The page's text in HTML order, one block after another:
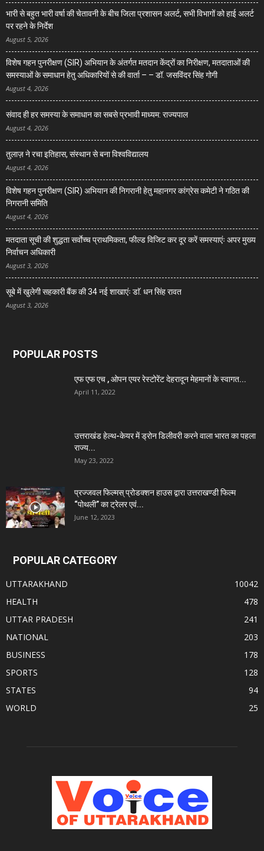
भारी से बहुत भारी वर्षा की चेतावनी के बीच जिला प्रशासन अलर्ट, सभी विभागों को हाई अलर्ट
पर रहने के निर्देश
August 5, 2026
विशेष गहन पुनरीक्षण (SIR) अभियान के अंतर्गत मतदान केंद्रों का निरीक्षण, मतदाताओं की
समस्याओं के समाधान हेतु अधिकारियों से की वार्ता – – डॉ. जसविंदर सिंह गोगी
August 4, 2026
संवाद ही हर समस्या के समाधान का सबसे प्रभावी माध्यम: राज्यपाल
August 4, 2026
तुलाज़ ने रचा इतिहास, संस्थान से बना विश्वविद्यालय
August 4, 2026
विशेष गहन पुनरीक्षण (SIR) अभियान की निगरानी हेतु महानगर कांग्रेस कमेटी ने गठित की
निगरानी समिति
August 4, 2026
मतदाता सूची की शुद्धता सर्वाेच्च प्राथमिकता, फील्ड विजिट कर दूर करें समस्याएंः अपर मुख्य
निर्वाचन अधिकारी
August 3, 2026
सूबे में खुलेगी सहकारी बैंक की 34 नई शाखाएंः डाॅ. धन सिंह रावत
August 3, 2026
POPULAR POSTS
एफ एफ एच , ओपन एयर रेस्टोरेंट देहरादून मेहमानों के स्वागत...
April 11, 2022
उत्तराखंड हेल्थ-केयर में ड्रोन डिलीवरी करने वाला भारत का पहला
राज्य...
May 23, 2022
प्रज्जवल फिल्मस् प्रोडक्शन हाउस द्वारा उत्तराखण्डी फिल्म
“पोथली” का ट्रेलर एवं...
June 12, 2023
POPULAR CATEGORY
UTTARAKHAND
10042
HEALTH
478
UTTAR PRADESH
241
NATIONAL
203
BUSINESS
178
SPORTS
128
STATES
94
WORLD
25